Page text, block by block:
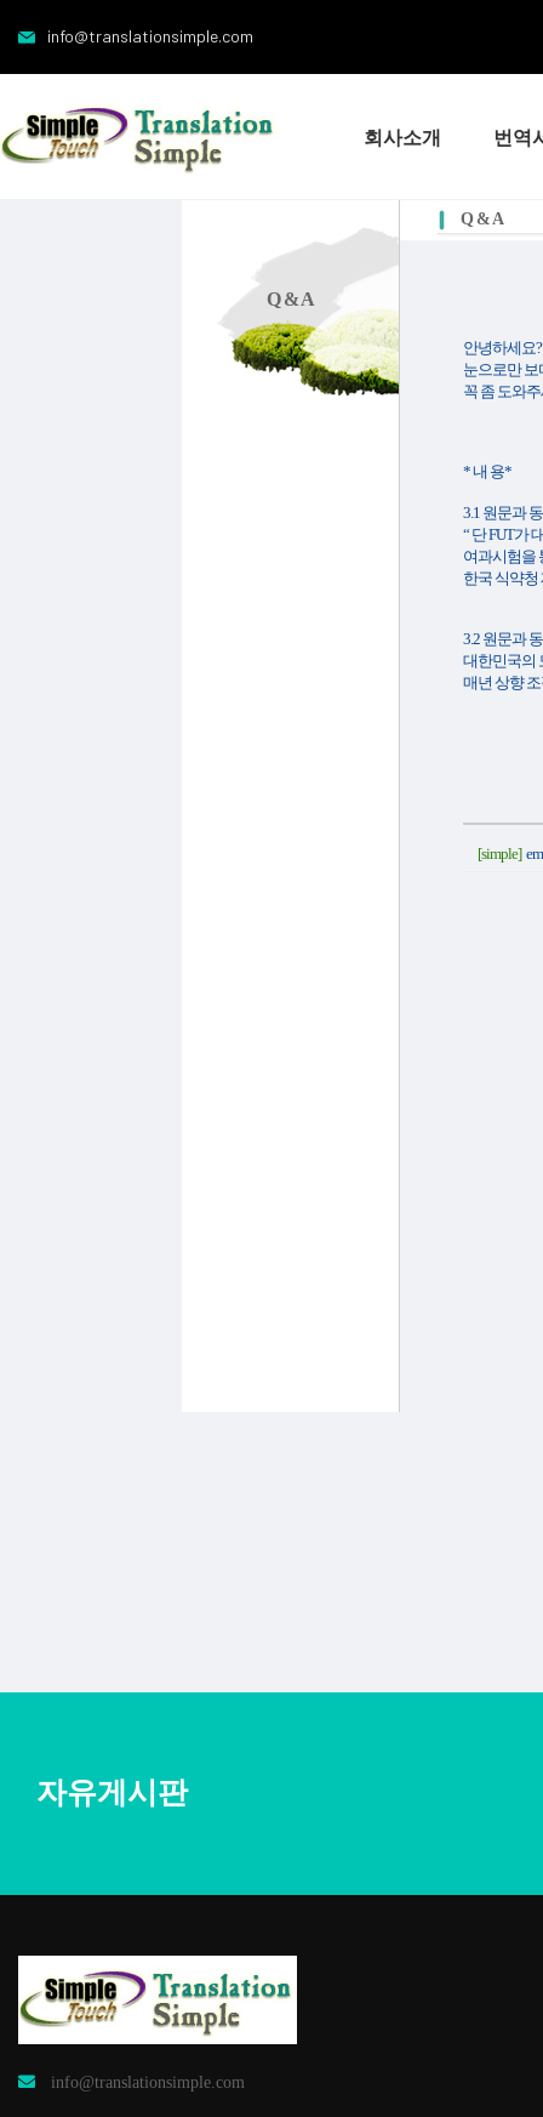
info@translationsimple.com
회사소개 번역
Q & A
Q & A
안녕하세요?
눈으로만 보
꼭 좀 도와
* 내 용*
3.1 원문과
“ 단 FUT가
여과시험을
한국 식약청
3.2 원문과
대한민국의
매년 상향
[simple]
자유게시판
info@translationsimple.com